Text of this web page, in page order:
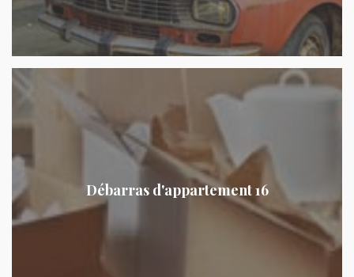
Débarras d'appartement 16